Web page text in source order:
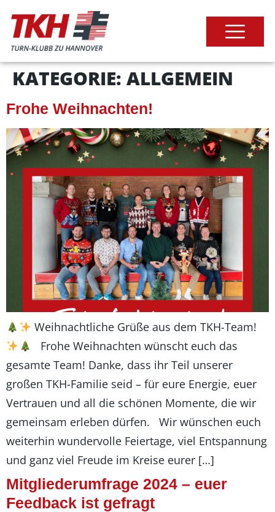
KATEGORIE: ALLGEMEIN
Frohe Weihnachten!
Weihnachtliche Grüße aus dem TKH-Team!
Frohe Weihnachten wünscht euch das
gesamte Team! Danke, dass ihr Teil unserer
großen TKH-Familie seid – für eure Energie, euer
Vertrauen und all die schönen Momente, die wir
gemeinsam erleben dürfen. Wir wünschen euch
weiterhin wundervolle Feiertage, viel Entspannung
und ganz viel Freude im Kreise eurer […]
Mitgliederumfrage 2024 – euer
Feedback ist gefragt